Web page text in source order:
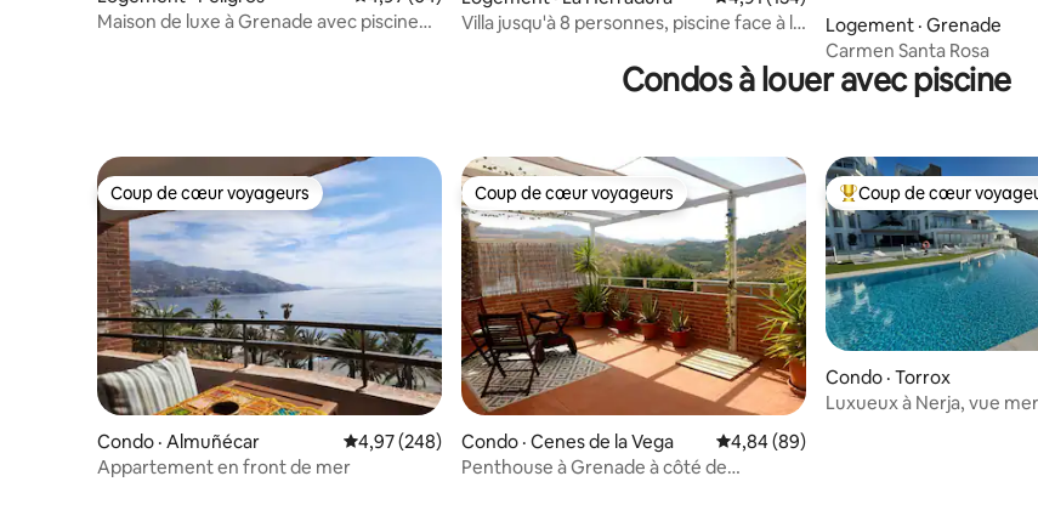
Maison de luxe à Grenade avec piscine
Villa jusqu'à 8 personnes, piscine face à la
Logement · Grenade
Carmen Santa Rosa
Condos à louer avec piscine
Coup de cœur voyageurs
Coup de cœur voyageurs
Condo · Almuñécar Note moyenne de 4,97 sur 5, 248 commentaires
4,97 (248)
Appartement en front de mer
Coup de cœur voyageurs
Coup de cœur voyageurs
Condo · Cenes de la Vega Note moyenne de 4,84 sur 5, 89
4,84 (89)
Penthouse à Grenade à côté de
Coup de cœur
Coup de cœur
Condo · Torrox
Luxueux à Nerja, vue